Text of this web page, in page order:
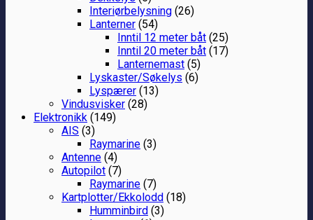
Interiørbelysning (26)
Lanterner (54)
Inntil 12 meter båt (25)
Inntil 20 meter båt (17)
Lanternemast (5)
Lyskaster/Søkelys (6)
Lyspærer (13)
Vindusvisker (28)
Elektronikk (149)
AIS (3)
Raymarine (3)
Antenne (4)
Autopilot (7)
Raymarine (7)
Kartplotter/Ekkolodd (18)
Humminbird (3)